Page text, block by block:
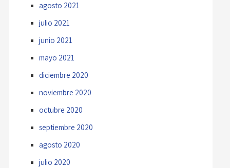
agosto 2021
julio 2021
junio 2021
mayo 2021
diciembre 2020
noviembre 2020
octubre 2020
septiembre 2020
agosto 2020
julio 2020